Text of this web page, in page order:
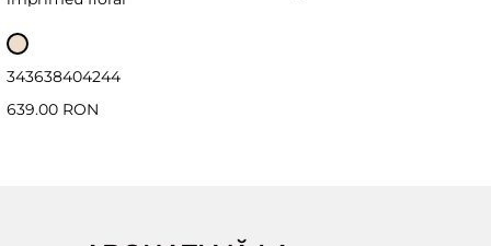
343638404244
639.00 RON